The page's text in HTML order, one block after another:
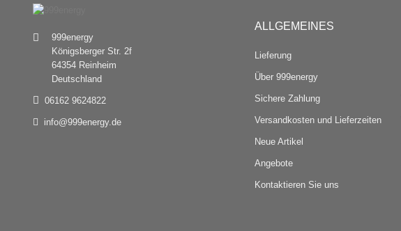
999energy
Königsberger Str. 2f
64354 Reinheim
Deutschland
06162 9624822
info@999energy.de
ALLGEMEINES
Lieferung
Über 999energy
Sichere Zahlung
Versandkosten und Lieferzeiten
Neue Artikel
Angebote
Kontaktieren Sie uns